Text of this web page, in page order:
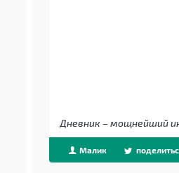
Дневник – мощнейший
Малик